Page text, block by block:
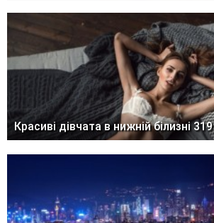
Красиві дівчата в нижній білизні